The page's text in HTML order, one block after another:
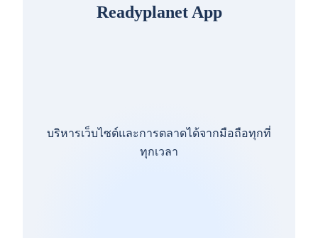
Readyplanet App
บริหารเว็บไซต์และการตลาดได้จากมือถือทุกที่
ทุกเวลา